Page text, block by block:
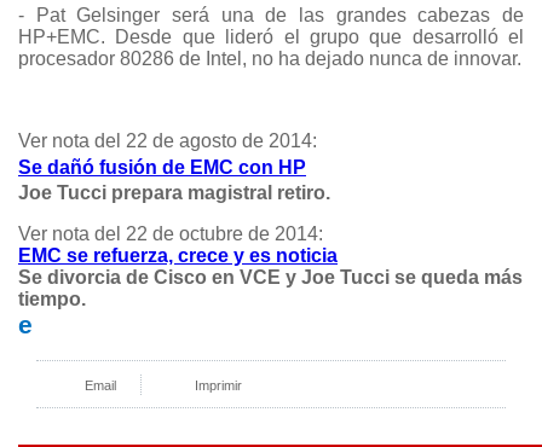
- Pat Gelsinger será una de las grandes cabezas de
HP+EMC. Desde que lideró el grupo que desarrolló el
procesador 80286 de Intel, no ha dejado nunca de innovar.
Ver nota del 22 de agosto de 2014:
Se dañó fusión de EMC con HP
Joe Tucci prepara magistral retiro.
Ver nota del 22 de octubre de 2014:
EMC se refuerza, crece y es noticia
Se divorcia de Cisco en VCE y Joe Tucci se queda más
tiempo.
e
Email Imprimir